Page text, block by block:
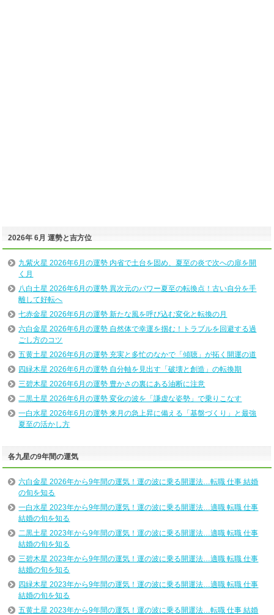
2026年 6月 運勢と吉方位
九紫火星 2026年6月の運勢 内省で土台を固め、夏至の炎で次への扉を開
く月
八白土星 2026年6月の運勢 異次元のパワー夏至の転換点！古い自分を手
離して好転へ
七赤金星 2026年6月の運勢 新たな風を呼び込む変化と転換の月
六白金星 2026年6月の運勢 自然体で幸運を掴む！トラブルを回避する過
ごし方のコツ
五黄土星 2026年6月の運勢 充実と多忙のなかで「傾聴」が拓く開運の道
四緑木星 2026年6月の運勢 自分軸を見出す「破壊と創造」の転換期
三碧木星 2026年6月の運勢 豊かさの裏にある油断に注意
二黒土星 2026年6月の運勢 変化の波を「謙虚な姿勢」で乗りこなす
一白水星 2026年6月の運勢 来月の急上昇に備える「基盤づくり」と最強
夏至の活かし方
各九星の9年間の運気
六白金星 2026年から9年間の運気！運の波に乗る開運法…転職 仕事 結婚
の旬を知る
一白水星 2023年から9年間の運気！運の波に乗る開運法…適職 転職 仕事
結婚の旬を知る
二黒土星 2023年から9年間の運気！運の波に乗る開運法…適職 転職 仕事
結婚の旬を知る
三碧木星 2023年から9年間の運気！運の波に乗る開運法…適職 転職 仕事
結婚の旬を知る
四緑木星 2023年から9年間の運気！運の波に乗る開運法…適職 転職 仕事
結婚の旬を知る
五黄土星 2023年から9年間の運気！運の波に乗る開運法…転職 仕事 結婚